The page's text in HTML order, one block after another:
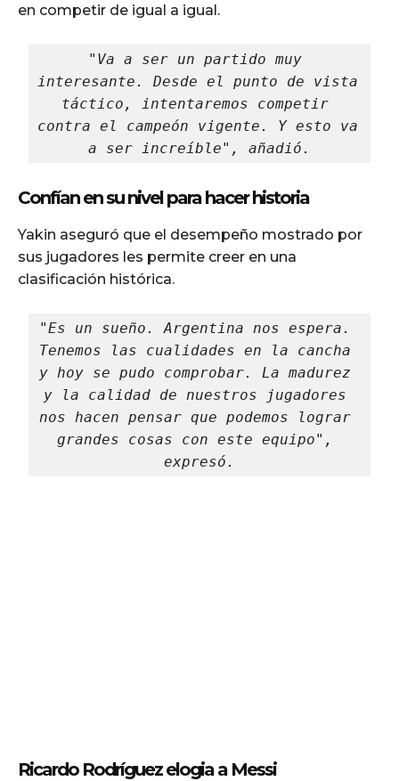
en competir de igual a igual.
"Va a ser un partido muy
interesante. Desde el punto de vista
táctico, intentaremos competir
contra el campeón vigente. Y esto va
a ser increíble", añadió.
Confían en su nivel para hacer historia
Yakin aseguró que el desempeño mostrado por
sus jugadores les permite creer en una
clasificación histórica.
"Es un sueño. Argentina nos espera.
Tenemos las cualidades en la cancha
y hoy se pudo comprobar. La madurez
y la calidad de nuestros jugadores
nos hacen pensar que podemos lograr
grandes cosas con este equipo",
expresó.
Ricardo Rodríguez elogia a Messi